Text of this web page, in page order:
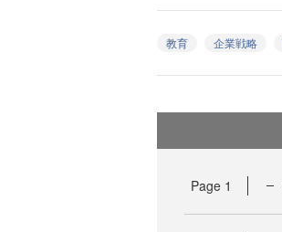
教育 企業戦略
Page 1